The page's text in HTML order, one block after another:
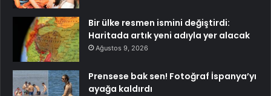
Bir ülke resmen ismini değiştirdi:
Haritada artık yeni adıyla yer alacak
Ağustos 9, 2026
Prensese bak sen! Fotoğraf İspanya’yı
ayağa kaldırdı